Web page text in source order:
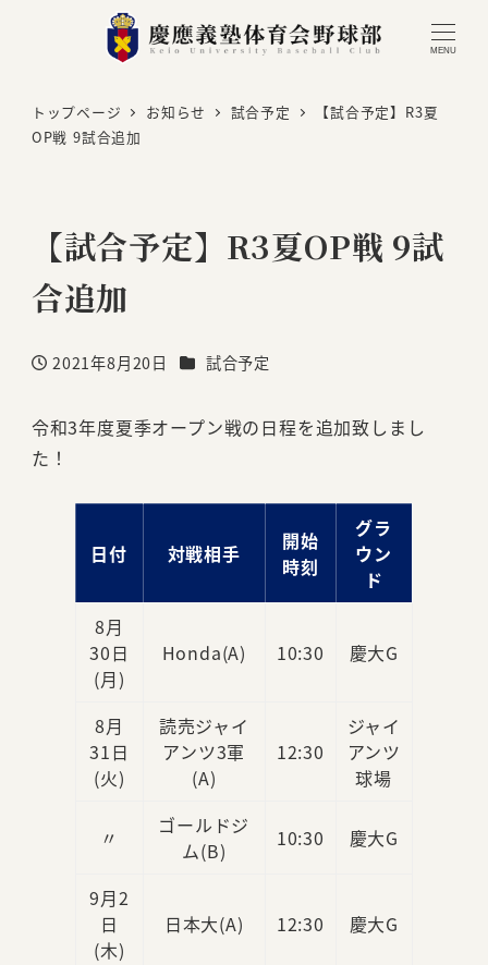
MENU
トップページ お知らせ 試合予定
【試合予定】R3夏
OP戦 9試合追加
【試合予定】R3夏OP戦 9試
合追加
投稿日
2021年8月20日 カテゴリー
試合予定
令和3年度夏季オープン戦の日程を追加致しまし
た！
日付 対戦相手
開始
時刻
グラ
ウン
ド
8月
30日
(月)
Honda(A) 10:30 慶大G
8月
31日
(火)
読売ジャイ
アンツ3軍
(A)
12:30
ジャイ
アンツ
球場
〃
ゴールドジ
ム(B)
10:30 慶大G
9月2
日
(木)
日本大(A) 12:30 慶大G